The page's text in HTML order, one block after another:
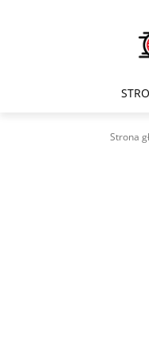
Strona